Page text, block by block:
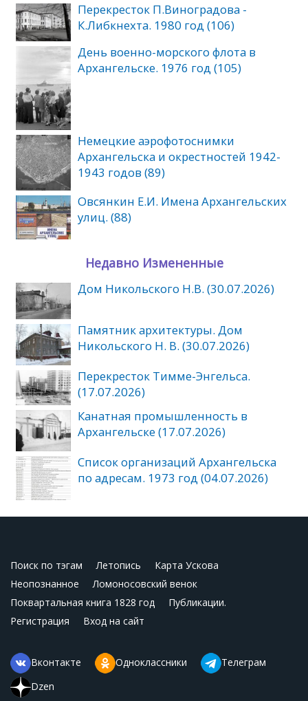
Перекресток П.Виноградова -
К.Либкнехта. 1980 год (106)
День военно-морского флота в
Архангельске. 1976 год (105)
Немецкие аэрофотоснимки
Архангельска и окрестностей 1942-
1943 годов (89)
Овсянкин Е.И. Имена Архангельских
улиц. (88)
Недавно Измененные
Дом Никольского Н.В. (30.07.2026)
Памятник архитектуры. Дом
Никольского Н. В. (30.07.2026)
Перекресток Тимме-Энгельса.
(17.07.2026)
Канатная промышленность в
Архангельске (17.07.2026)
Список организаций Архангельска
по адресам. 1973 год (04.07.2026)
Поиск по тэгам Летопись
Карта Ускова
Неопознанное
Ломоносовский венок
Поквартальная книга 1828 год
Публикации.
Регистрация
Вход на сайт
Вконтакте Одноклассники
Телеграм
Dzen